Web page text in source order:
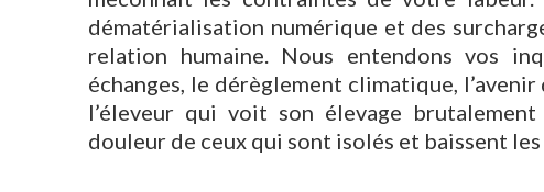
dématérialisation numérique et des
relation humaine. Nous entendons vos
échanges, le dérèglement climatique,
l’éleveur qui voit son élevage
douleur de ceux qui sont isolés et baissent